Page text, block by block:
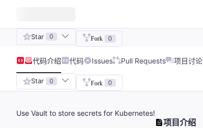
Star 0 Fork 0
代码介绍 代码 Issues Pull Requests 项目讨论
Star 0 Fork 0
Use Vault to store secrets for Kubernetes!
项目介绍